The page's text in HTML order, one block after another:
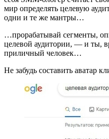
мир определять целевую
одни и те же мантры…
…прорабатывай сегменты,
целевой аудитории, — и ты,
приличный человек…
Не забудь составить аватар